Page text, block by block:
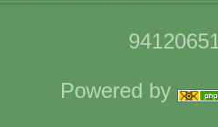
Powered by